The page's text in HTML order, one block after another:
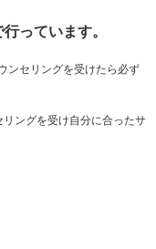
っています。
ンセリングを受けたら必ず
ングを受け自分に合ったサ